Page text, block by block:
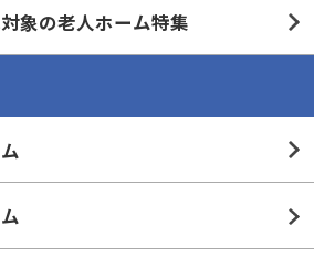
象の老人ホーム特集